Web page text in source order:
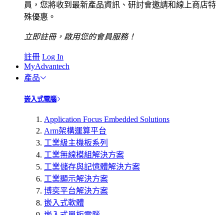
員，您將收到最新產品資訊、研討會邀請和線上商店特
殊優惠。
立即註冊，啟用您的會員服務！
註冊 Log In
MyAdvantech
產品
嵌入式電腦
Application Focus Embedded Solutions
Arm架構運算平台
工業級主機板系列
工業無線模組解決方案
工業儲存與記憶體解決方案
工業顯示解決方案
博奕平台解決方案
嵌入式軟體